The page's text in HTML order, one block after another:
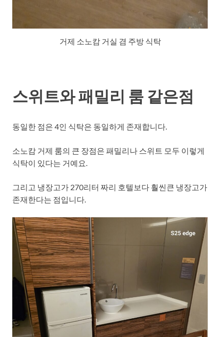
거제 소노캄 거실 겸 주방 식탁
스위트와 패밀리 룸 같은점
동일한 점은 4인 식탁은 동일하게 존재합니다.
소노캄 거제 룸의 큰 장점은 패밀리나 스위트 모두 이렇게
식탁이 있다는 거예요.
그리고 냉장고가 270리터 짜리 호텔보다 훨씬큰 냉장고가
존재한다는 점입니다.